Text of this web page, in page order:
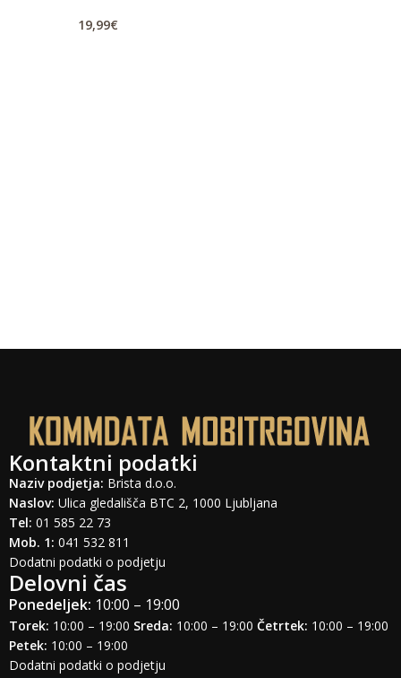
19,99€
Kontaktni podatki
Naziv podjetja: Brista d.o.o.
Naslov: Ulica gledališča BTC 2, 1000 Ljubljana
Tel: 01 585 22 73
Mob. 1: 041 532 811
Dodatni podatki o podjetju
Delovni čas
Ponedeljek: 10:00 – 19:00
Torek: 10:00 – 19:00 Sreda: 10:00 – 19:00 Četrtek: 10:00 – 19:00
Petek: 10:00 – 19:00
Dodatni podatki o podjetju